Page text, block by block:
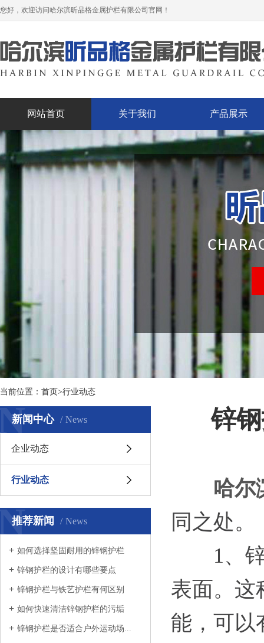
您好，欢迎访问哈尔滨昕品格金属护栏有限公司官网！
网站首页 关于我们 产品展示
当前位置： 首页>行业动态
新闻中心 News
企业动态
行业动态
推荐新闻 News
如何选择坚固耐用的锌钢护栏
锌钢护栏的设计有哪些要点
锌钢护栏与铁艺护栏有何区别
如何快速清洁锌钢护栏的污垢
锌钢护栏是否适合户外运动场...
锌
哈尔
同之处。
1、锌
表面。这
能，可以